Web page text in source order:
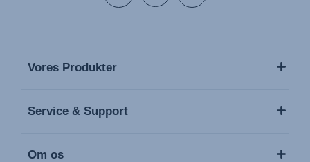
Vores Produkter
Service & Support
Om os